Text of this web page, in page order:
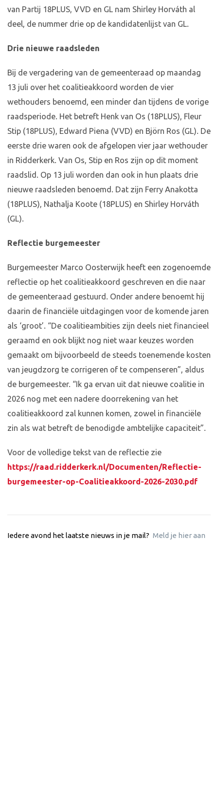
van Partij 18PLUS, VVD en GL nam Shirley Horváth al
deel, de nummer drie op de kandidatenlijst van GL.
Drie nieuwe raadsleden
Bij de vergadering van de gemeenteraad op maandag
13 juli over het coalitieakkoord worden de vier
wethouders benoemd, een minder dan tijdens de vorige
raadsperiode. Het betreft Henk van Os (18PLUS), Fleur
Stip (18PLUS), Edward Piena (VVD) en Björn Ros (GL). De
eerste drie waren ook de afgelopen vier jaar wethouder
in Ridderkerk. Van Os, Stip en Ros zijn op dit moment
raadslid. Op 13 juli worden dan ook in hun plaats drie
nieuwe raadsleden benoemd. Dat zijn Ferry Anakotta
(18PLUS), Nathalja Koote (18PLUS) en Shirley Horváth
(GL).
Reflectie burgemeester
Burgemeester Marco Oosterwijk heeft een zogenoemde
reflectie op het coalitieakkoord geschreven en die naar
de gemeenteraad gestuurd. Onder andere benoemt hij
daarin de financiële uitdagingen voor de komende jaren
als ‘groot’. “De coalitieambities zijn deels niet financieel
geraamd en ook blijkt nog niet waar keuzes worden
gemaakt om bijvoorbeeld de steeds toenemende kosten
van jeugdzorg te corrigeren of te compenseren”, aldus
de burgemeester. “Ik ga ervan uit dat nieuwe coalitie in
2026 nog met een nadere doorrekening van het
coalitieakkoord zal kunnen komen, zowel in financiële
zin als wat betreft de benodigde ambtelijke capaciteit”.
Voor de volledige tekst van de reflectie zie
https://raad.ridderkerk.nl/Documenten/Reflectie-
burgemeester-op-Coalitieakkoord-2026-2030.pdf
Iedere avond het laatste nieuws in je mail? Meld je hier aan